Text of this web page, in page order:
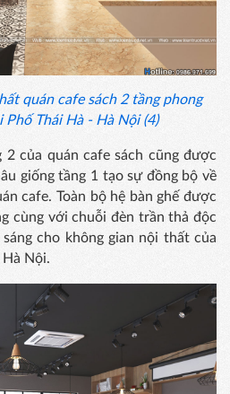
quán cafe sách 2 tầng phong
Phố Thái Hà - Hà Nội (4)
2 của quán cafe sách cũng được
giống tầng 1 tạo sự đồng bộ về
cafe. Toàn bộ hệ bàn ghế được
cùng với chuỗi đèn trần thả độc
cho không gian nội thất của
Nội.